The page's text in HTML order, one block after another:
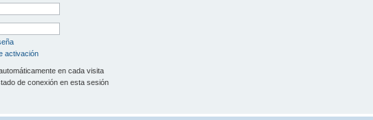
activación
en cada visita
de conexión en esta sesión